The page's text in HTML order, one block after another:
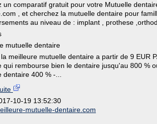
un comparatif gratuit pour votre Mutuelle
, et cherchez la mutuelle dentaire pour
au niveau de : implant , prothese
mutuelle dentaire
meilleure mutuelle dentaire a partir de 9 EUR
qui rembourse bien le dentaire jusqu'au 800 %
dentaire 400 % -...
10-19 13:52:30
mutuelle-dentaire.com